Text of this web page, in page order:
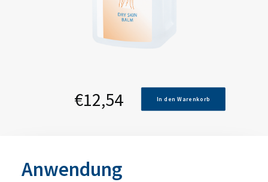
€12,54 In den Warenkorb
Anwendung